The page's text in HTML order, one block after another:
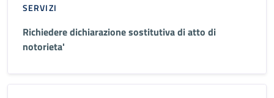
SERVIZI
Richiedere dichiarazione sostitutiva di atto di
notorieta'